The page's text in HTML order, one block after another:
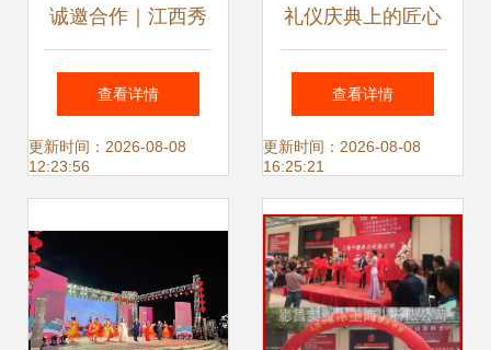
诚邀合作｜江西秀
琴庆典传媒 一站式
礼仪庆典服务专家
查看详情
更新时间：2026-08-08
12:23:56
礼仪庆典上的匠心
独具 探访大连辉煌
文化艺术礼仪
查看详情
更新时间：2026-08-08
16:25:21